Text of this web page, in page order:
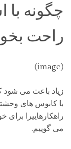
چگونه با
راحت
(image)
زیاد باعث می شود
با کابوس های
راهکارهاییرا
می گوییم.